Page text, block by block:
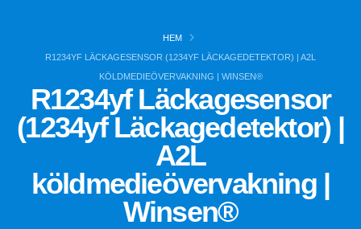
HEM
R1234YF LÄCKAGESENSOR (1234YF LÄCKAGEDETEKTOR) | A2L
KÖLDMEDIEÖVERVAKNING | WINSEN®
R1234yf Läckagesensor
(1234yf Läckagedetektor) |
A2L
köldmedieövervakning |
Winsen®